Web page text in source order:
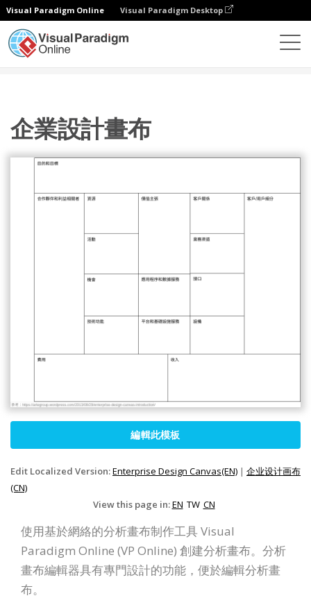
Visual Paradigm Online Visual Paradigm Desktop
企業設計畫布
編輯此模板
Edit Localized Version:Enterprise Design Canvas(EN) | 企业设计画布
(CN)
View this page in:EN TW CN
使用基於網絡的分析畫布制作工具 Visual
Paradigm Online (VP Online) 創建分析畫布。分析
畫布編輯器具有專門設計的功能，便於編輯分析畫
布。